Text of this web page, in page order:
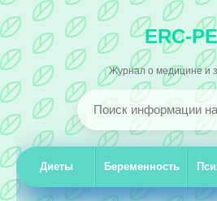
ERC-
Журнал о медицине и
Диеты Беременность